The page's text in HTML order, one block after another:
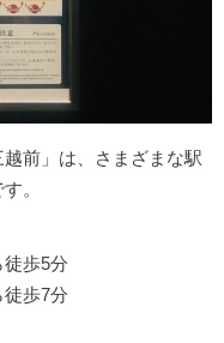
越前」は、さまざまな駅
。
徒歩5分
徒歩7分